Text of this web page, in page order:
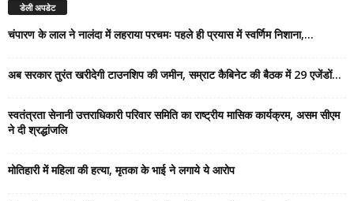
डेली अपडेट
चंपारण के लाल ने नालंदा में लहराया परचमः पहले ही प्रयास में स्वर्णिम निशाना,...
अब सरकार तुरंत खरीदेगी टाउनशिप की जमीन, सम्राट कैबिनेट की बैठक में 29 एजेंडों...
स्वतंत्रता सेनानी उत्तराधिकारी परिवार समिति का राष्ट्रीय मासिक कार्यक्रम, असम सीएम
ने दी श्रद्धांजलि
मोतिहारी में महिला की हत्या, मृतका के भाई ने लगाये ये आरोप